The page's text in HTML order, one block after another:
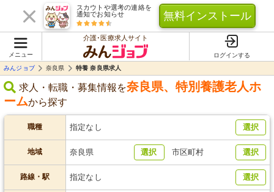
スカウトや選考の連絡を
通知でお知らせ
無料インストール
メニュー
介護･医療求人サイト
ログインする
みんジョブ
奈良県 特養 奈良県求人
求人・転職・募集情報を奈良県、 特別養護老人ホ
ームから探す
職種 指定なし 選択
地域 奈良県 選択 市区町村 選択
路線・駅 指定なし 選択